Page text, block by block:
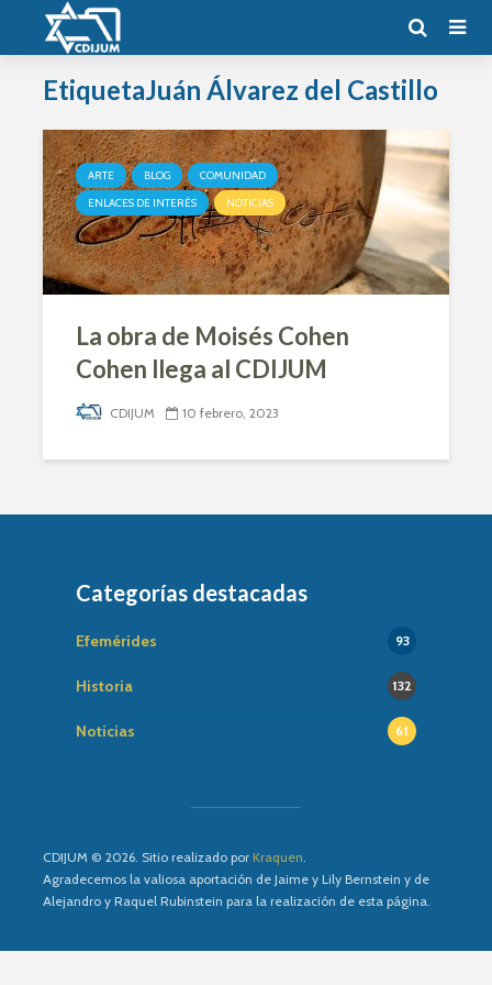
EtiquetaJuán Álvarez del Castillo
ARTE BLOG
COMUNIDAD
ENLACES DE INTERÉS
NOTICIAS
La obra de Moisés Cohen
Cohen llega al CDIJUM
CDIJUM 10 febrero, 2023
Categorías destacadas
Efemérides 93
Historia 132
Noticias 61
CDIJUM © 2026. Sitio realizado por Kraquen.
Agradecemos la valiosa aportación de Jaime y Lily Bernstein y de
Alejandro y Raquel Rubinstein para la realización de esta página.